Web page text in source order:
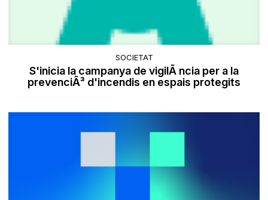
SOCIETAT
S'inicia la campanya de vigilÃ ncia per a la
prevenciÃ³ d'incendis en espais protegits